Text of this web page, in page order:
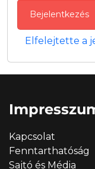
Bejelentkezés
Elfelejtette a
Kapcsolat
Fenntarthatóság
Sajtó és Média